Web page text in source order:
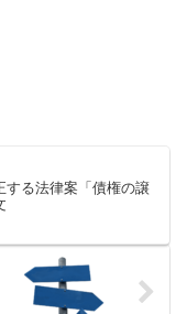
する法律案「債権の譲